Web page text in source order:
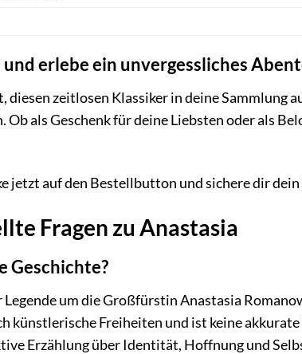
erlebe ein unvergessliches
diesen zeitlosen Klassiker in deine Sammlung
Ob als Geschenk für deine Liebsten oder als
jetzt auf den Bestellbutton und sichere dir
Fragen zu Anastasia
Geschichte?
um die Großfürstin Anastasia
künstlerische Freiheiten und ist keine
Erzählung über Identität, Hoffnung und